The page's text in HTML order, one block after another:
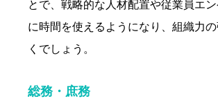
とで、戦略的な人材配置や従業員エ
に時間を使えるようになり、組織力
くでしょう。
総務・庶務